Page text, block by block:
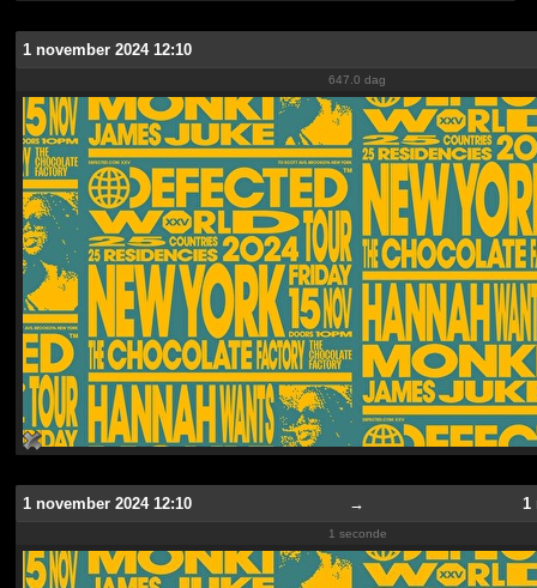
1 november 2024 12:10
647.0 dag
1 november 2024 12:10 → 1
1 seconde